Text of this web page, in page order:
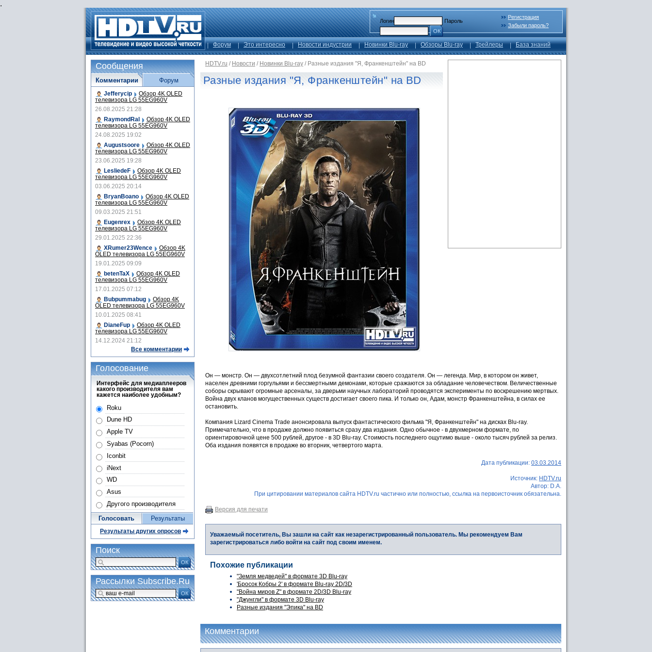
.
Логин
Пароль
ОК
Регистрация
Забыли пароль?
Форум Это интересно Новости индустрии Новинки Blu-ray Обзоры Blu-ray Трейлеры База знаний
HDTV.ru / Новости / Новинки Blu-ray / Разные издания "Я, Франкенштейн" на BD
Разные издания "Я, Франкенштейн" на BD
Он — монстр. Он — двухсотлетний плод безумной фантазии своего создателя. Он — легенда. Мир, в котором он живет,
населен древними горгульями и бессмертными демонами, которые сражаются за обладание человечеством. Величественные
соборы скрывают огромные арсеналы, за дверьми научных лабораторий проводятся эксперименты по воскрешению мертвых.
Война двух кланов могущественных существ достигает своего пика. И только он, Адам, монстр Франкенштейна, в силах ее
остановить.
Компания Lizard Cinema Trade анонсировала выпуск фантастического фильма "Я, Франкенштейн" на дисках Blu-ray.
Примечательно, что в продаже должно появиться сразу два издания. Одно обычное - в двухмерном формате, по
ориентировочной цене 500 рублей, другое - в 3D Blu-ray. Стоимость последнего ощутимо выше - около тысяч рублей за релиз.
Оба издания появятся в продаже во вторник, четвертого марта.
Дата публикации: 03.03.2014
Источник: HDTV.ru
Автор: D.A.
При цитировании материалов сайта HDTV.ru частично или полностью, ссылка на первоисточник обязательна.
Версия для печати
Уважаемый посетитель, Вы зашли на сайт как незарегистрированный пользователь. Мы рекомендуем Вам
зарегистрироваться либо войти на сайт под своим именем.
Похожие публикации
"Земля медведей" в формате 3D Blu-ray
'Бросок Кобры 2' в формате Blu-ray 2D/3D
"Война миров Z" в формате 2D/3D Blu-ray
"Джунгли" в формате 3D Blu-ray
Разные издания "Эпика" на BD
Комментарии
Сообщения
Комментарии
Jefferycip Обзор 4K OLED
телевизора LG 55EG960V
26.08.2025 21:28
RaymondRal
Обзор 4K OLED
телевизора LG 55EG960V
24.08.2025 19:02
Augustsoore
Обзор 4K OLED
телевизора LG 55EG960V
23.06.2025 19:28
LesliedeF
Обзор 4K OLED
телевизора LG 55EG960V
03.06.2025 20:14
BryanBoano
Обзор 4K OLED
телевизора LG 55EG960V
09.03.2025 21:51
Eugenrex
Обзор 4K OLED
телевизора LG 55EG960V
29.01.2025 22:36
XRumer23Wence
Обзор 4K
OLED телевизора LG 55EG960V
19.01.2025 09:09
betenTaX
Обзор 4K OLED
телевизора LG 55EG960V
17.01.2025 07:12
Bubpummabug
Обзор 4K
OLED телевизора LG 55EG960V
10.01.2025 08:41
DianeFup
Обзор 4K OLED
телевизора LG 55EG960V
14.12.2024 21:12
Все комментарии
Форум
Голосование
Интерфейс для медиаплееров
какого производителя вам
кажется наиболее удобным?
Roku
Dune HD
Apple TV
Syabas (Pocorn)
Iconbit
iNext
WD
Asus
Другого производителя
Голосовать Результаты
Результаты других опросов
Поиск
ОК
Рассылки Subscribe.Ru
ОК